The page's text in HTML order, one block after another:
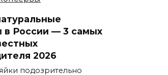
в России — 3 самых
2026
подозрительно